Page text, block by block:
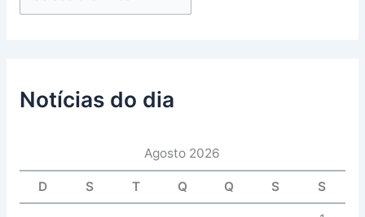
Notícias do dia
Agosto 2026
D S T Q Q S S